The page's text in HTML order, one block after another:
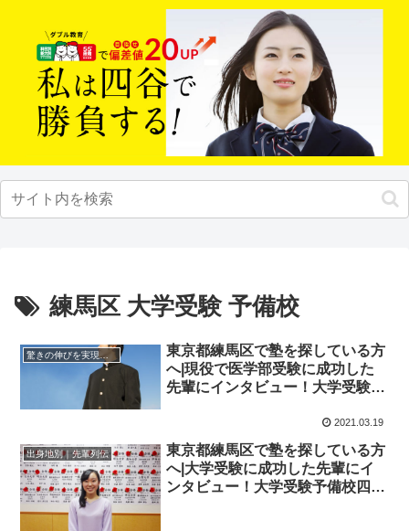
練馬区 大学受験 予備校
驚きの伸びを実現｜先輩列伝
東京都練馬区で塾を探している方
へ|現役で医学部受験に成功した
先輩にインタビュー！大学受験予
2021.03.19
出身地別｜先輩列伝
東京都練馬区で塾を探している方
へ|大学受験に成功した先輩にイ
ンタビュー！大学受験予備校四谷